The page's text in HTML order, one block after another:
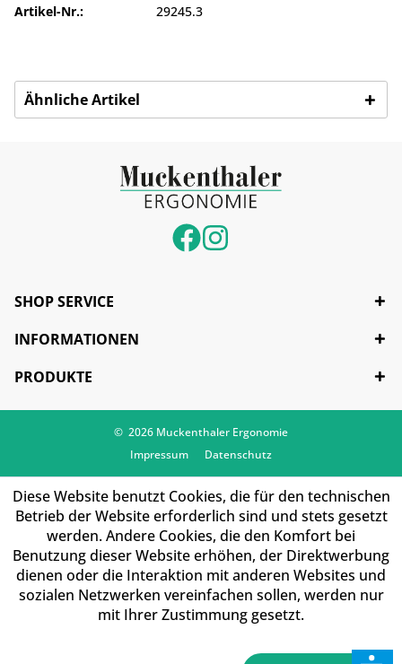
Artikel-Nr.: 29245.3
Ähnliche Artikel
SHOP SERVICE
INFORMATIONEN
PRODUKTE
© 2026 Muckenthaler Ergonomie
Impressum
Datenschutz
Diese Website benutzt Cookies, die für den technischen
Betrieb der Website erforderlich sind und stets gesetzt
werden. Andere Cookies, die den Komfort bei
Benutzung dieser Website erhöhen, der Direktwerbung
dienen oder die Interaktion mit anderen Websites und
sozialen Netzwerken vereinfachen sollen, werden nur
mit Ihrer Zustimmung gesetzt.